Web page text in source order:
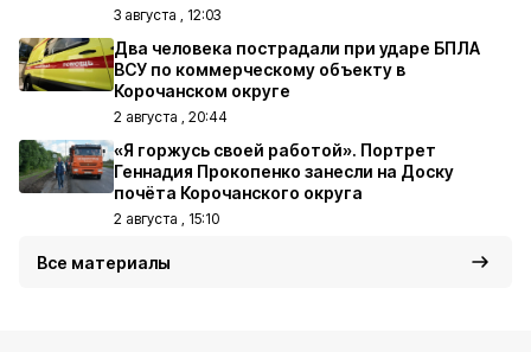
3 августа , 12:03
Два человека пострадали при ударе БПЛА
ВСУ по коммерческому объекту в
Корочанском округе
2 августа , 20:44
«Я горжусь своей работой». Портрет
Геннадия Прокопенко занесли на Доску
почёта Корочанского округа
2 августа , 15:10
Все материалы